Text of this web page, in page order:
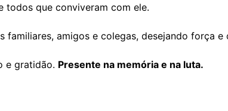
todos que conviveram com ele.
familiares, amigos e colegas, desejando força
e gratidão. Presente na memória e na luta.